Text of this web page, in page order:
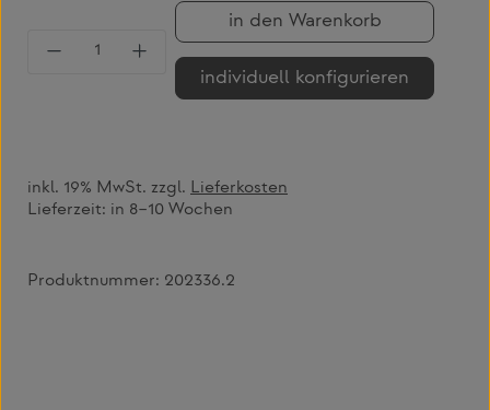
Produkt Anzahl: Gib den gewünschten
in den Warenkorb
individuell konfigurieren
inkl. 19% MwSt. zzgl. Lieferkosten
Lieferzeit: in 8–10 Wochen
Produktnummer: 202336.2